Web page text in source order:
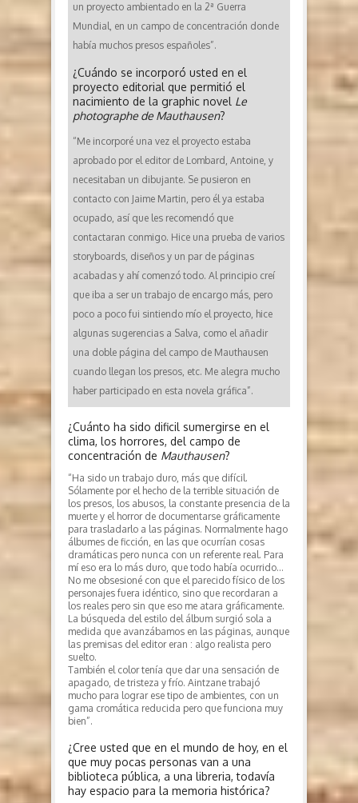
un proyecto ambientado en la 2ª Guerra
Mundial, en un campo de concentración donde
había muchos presos españoles”.
¿Cuándo se incorporó usted en el
proyecto editorial que permitió el
nacimiento de la graphic novel Le
photographe de Mauthausen?
“Me incorporé una vez el proyecto estaba
aprobado por el editor de Lombard, Antoine, y
necesitaban un dibujante. Se pusieron en
contacto con Jaime Martin, pero él ya estaba
ocupado, así que les recomendó que
contactaran conmigo. Hice una prueba de varios
storyboards, diseños y un par de páginas
acabadas y ahí comenzó todo. Al principio creí
que iba a ser un trabajo de encargo más, pero
poco a poco fui sintiendo mío el proyecto, hice
algunas sugerencias a Salva, como el añadir
una doble página del campo de Mauthausen
cuando llegan los presos, etc. Me alegra mucho
haber participado en esta novela gráfica”.
¿Cuánto ha sido dificil sumergirse en el
clima, los horrores, del campo de
concentración de Mauthausen?
“Ha sido un trabajo duro, más que difícil.
Sólamente por el hecho de la terrible situación de
los presos, los abusos, la constante presencia de la
muerte y el horror de documentarse gráficamente
para trasladarlo a las páginas. Normalmente hago
álbumes de ficción, en las que ocurrían cosas
dramáticas pero nunca con un referente real. Para
mí eso era lo más duro, que todo había ocurrido…
No me obsesioné con que el parecido físico de los
personajes fuera idéntico, sino que recordaran a
los reales pero sin que eso me atara gráficamente.
La búsqueda del estilo del álbum surgió sola a
medida que avanzábamos en las páginas, aunque
las premisas del editor eran : algo realista pero
suelto.
También el color tenía que dar una sensación de
apagado, de tristeza y frío. Aintzane trabajó
mucho para lograr ese tipo de ambientes, con un
gama cromática reducida pero que funciona muy
bien”.
¿Cree usted que en el mundo de hoy, en el
que muy pocas personas van a una
biblioteca pública, a una libreria, todavía
hay espacio para la memoria histórica?